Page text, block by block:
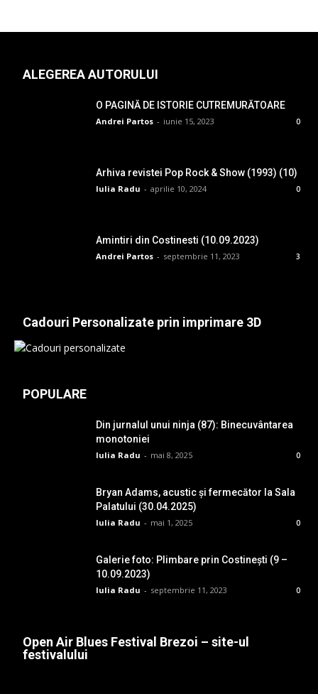
ALEGEREA AUTORULUI
O PAGINĂ DE ISTORIE CUTREMURĂTOARE
Andrei Partos - iunie 15, 2023 0
Arhiva revistei Pop Rock & Show (1993) (10)
Iulia Radu - aprilie 10, 2024 0
Amintiri din Costinesti (10.09.2023)
Andrei Partos - septembrie 11, 2023 3
Cadouri Personalizate prin imprimare 3D
POPULARE
Din jurnalul unui ninja (87): Binecuvântarea
monotoniei
Iulia Radu - mai 8, 2025 0
Bryan Adams, acustic și fermecător la Sala
Palatului (30.04.2025)
Iulia Radu - mai 1, 2025 0
Galerie foto: Plimbare prin Costinești (9 –
10.09.2023)
Iulia Radu - septembrie 11, 2023 0
Open Air Blues Festival Brezoi – site-ul
festivalului